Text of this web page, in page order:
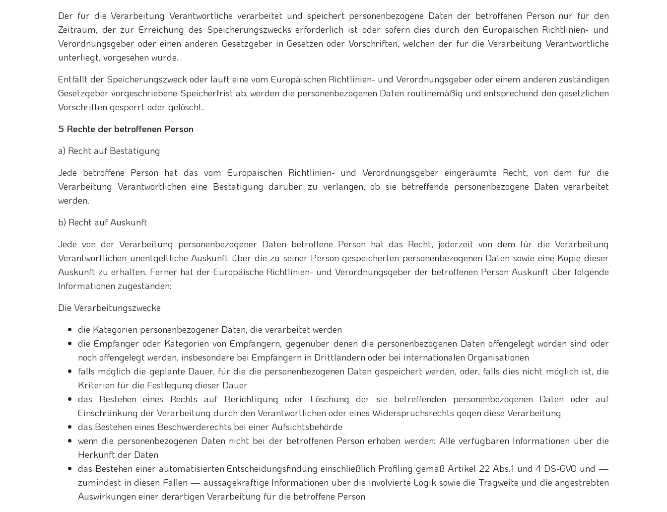
Der für die Verarbeitung Verantwortliche verarbeitet und speichert personenbezogene Daten der betroffenen Person nur für den
Zeitraum, der zur Erreichung des Speicherungszwecks erforderlich ist oder sofern dies durch den Europäischen Richtlinien- und
Verordnungsgeber oder einen anderen Gesetzgeber in Gesetzen oder Vorschriften, welchen der für die Verarbeitung Verantwortliche
unterliegt, vorgesehen wurde.
Entfällt der Speicherungszweck oder läuft eine vom Europäischen Richtlinien- und Verordnungsgeber oder einem anderen zuständigen
Gesetzgeber vorgeschriebene Speicherfrist ab, werden die personenbezogenen Daten routinemäßig und entsprechend den gesetzlichen
Vorschriften gesperrt oder gelöscht.
5 Rechte der betroffenen Person
a) Recht auf Bestätigung
Jede betroffene Person hat das vom Europäischen Richtlinien- und Verordnungsgeber eingeräumte Recht, von dem für die
Verarbeitung Verantwortlichen eine Bestätigung darüber zu verlangen, ob sie betreffende personenbezogene Daten verarbeitet
werden.
b) Recht auf Auskunft
Jede von der Verarbeitung personenbezogener Daten betroffene Person hat das Recht, jederzeit von dem für die Verarbeitung
Verantwortlichen unentgeltliche Auskunft über die zu seiner Person gespeicherten personenbezogenen Daten sowie eine Kopie dieser
Auskunft zu erhalten. Ferner hat der Europäische Richtlinien- und Verordnungsgeber der betroffenen Person Auskunft über folgende
Informationen zugestanden:
Die Verarbeitungszwecke
die Kategorien personenbezogener Daten, die verarbeitet werden
die Empfänger oder Kategorien von Empfängern, gegenüber denen die personenbezogenen Daten offengelegt worden sind oder
noch offengelegt werden, insbesondere bei Empfängern in Drittländern oder bei internationalen Organisationen
falls möglich die geplante Dauer, für die die personenbezogenen Daten gespeichert werden, oder, falls dies nicht möglich ist, die
Kriterien für die Festlegung dieser Dauer
das Bestehen eines Rechts auf Berichtigung oder Löschung der sie betreffenden personenbezogenen Daten oder auf
Einschränkung der Verarbeitung durch den Verantwortlichen oder eines Widerspruchsrechts gegen diese Verarbeitung
das Bestehen eines Beschwerderechts bei einer Aufsichtsbehörde
wenn die personenbezogenen Daten nicht bei der betroffenen Person erhoben werden: Alle verfügbaren Informationen über die
Herkunft der Daten
das Bestehen einer automatisierten Entscheidungsfindung einschließlich Profiling gemäß Artikel 22 Abs.1 und 4 DS-GVO und —
zumindest in diesen Fällen — aussagekräftige Informationen über die involvierte Logik sowie die Tragweite und die angestrebten
Auswirkungen einer derartigen Verarbeitung für die betroffene Person